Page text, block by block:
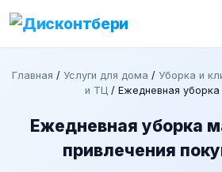
Главная / Услуги для дома / Уборка и
и ТЦ / Ежедневная уборка
Ежедневная уборка
привлечения